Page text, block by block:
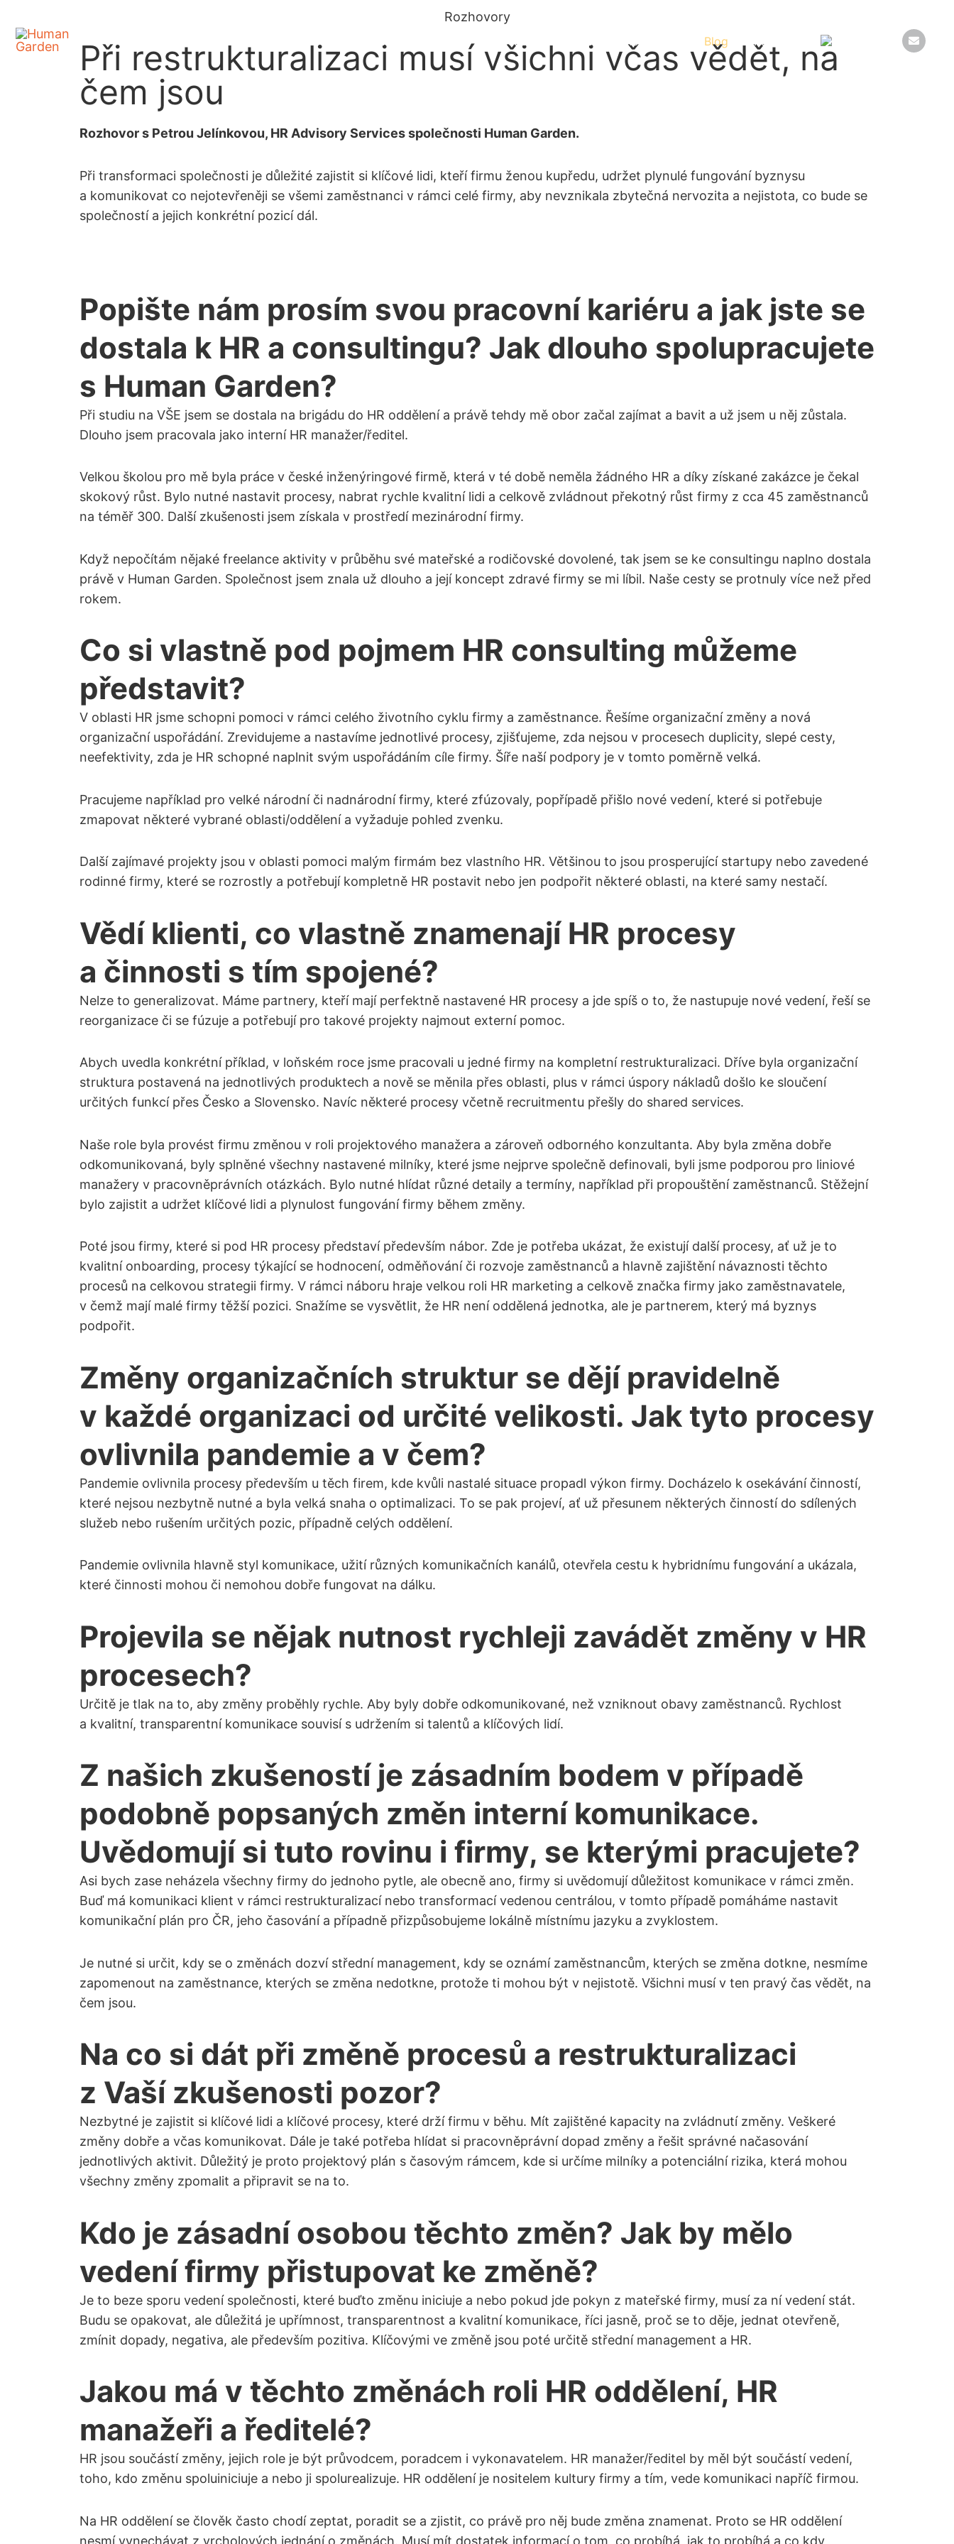
Obsazované pozice Reference Blog Kontakt
Rozhovory
Při restrukturalizaci musí všichni včas vědět, na
čem jsou
Rozhovor s Petrou Jelínkovou, HR Advisory Services společnosti Human Garden.
Při transformaci společnosti je důležité zajistit si klíčové lidi, kteří firmu ženou kupředu, udržet plynulé fungování byznysu
a komunikovat co nejotevřeněji se všemi zaměstnanci v rámci celé firmy, aby nevznikala zbytečná nervozita a nejistota, co bude se
společností a jejich konkrétní pozicí dál.
Popište nám prosím svou pracovní kariéru a jak jste se
dostala k HR a consultingu? Jak dlouho spolupracujete
s Human Garden?
Při studiu na VŠE jsem se dostala na brigádu do HR oddělení a právě tehdy mě obor začal zajímat a bavit a už jsem u něj zůstala.
Dlouho jsem pracovala jako interní HR manažer/ředitel.
Velkou školou pro mě byla práce v české inženýringové firmě, která v té době neměla žádného HR a díky získané zakázce je čekal
skokový růst. Bylo nutné nastavit procesy, nabrat rychle kvalitní lidi a celkově zvládnout překotný růst firmy z cca 45 zaměstnanců
na téměř 300. Další zkušenosti jsem získala v prostředí mezinárodní firmy.
Když nepočítám nějaké freelance aktivity v průběhu své mateřské a rodičovské dovolené, tak jsem se ke consultingu naplno dostala
právě v Human Garden. Společnost jsem znala už dlouho a její koncept zdravé firmy se mi líbil. Naše cesty se protnuly více než před
rokem.
Co si vlastně pod pojmem HR consulting můžeme
představit?
V oblasti HR jsme schopni pomoci v rámci celého životního cyklu firmy a zaměstnance. Řešíme organizační změny a nová
organizační uspořádání. Zrevidujeme a nastavíme jednotlivé procesy, zjišťujeme, zda nejsou v procesech duplicity, slepé cesty,
neefektivity, zda je HR schopné naplnit svým uspořádáním cíle firmy. Šíře naší podpory je v tomto poměrně velká.
Pracujeme například pro velké národní či nadnárodní firmy, které zfúzovaly, popřípadě přišlo nové vedení, které si potřebuje
zmapovat některé vybrané oblasti/oddělení a vyžaduje pohled zvenku.
Další zajímavé projekty jsou v oblasti pomoci malým firmám bez vlastního HR. Většinou to jsou prosperující startupy nebo zavedené
rodinné firmy, které se rozrostly a potřebují kompletně HR postavit nebo jen podpořit některé oblasti, na které samy nestačí.
Vědí klienti, co vlastně znamenají HR procesy
a činnosti s tím spojené?
Nelze to generalizovat. Máme partnery, kteří mají perfektně nastavené HR procesy a jde spíš o to, že nastupuje nové vedení, řeší se
reorganizace či se fúzuje a potřebují pro takové projekty najmout externí pomoc.
Abych uvedla konkrétní příklad, v loňském roce jsme pracovali u jedné firmy na kompletní restrukturalizaci. Dříve byla organizační
struktura postavená na jednotlivých produktech a nově se měnila přes oblasti, plus v rámci úspory nákladů došlo ke sloučení
určitých funkcí přes Česko a Slovensko. Navíc některé procesy včetně recruitmentu přešly do shared services.
Naše role byla provést firmu změnou v roli projektového manažera a zároveň odborného konzultanta. Aby byla změna dobře
odkomunikovaná, byly splněné všechny nastavené milníky, které jsme nejprve společně definovali, byli jsme podporou pro liniové
manažery v pracovněprávních otázkách. Bylo nutné hlídat různé detaily a termíny, například při propouštění zaměstnanců. Stěžejní
bylo zajistit a udržet klíčové lidi a plynulost fungování firmy během změny.
Poté jsou firmy, které si pod HR procesy představí především nábor. Zde je potřeba ukázat, že existují další procesy, ať už je to
kvalitní onboarding, procesy týkající se hodnocení, odměňování či rozvoje zaměstnanců a hlavně zajištění návaznosti těchto
procesů na celkovou strategii firmy. V rámci náboru hraje velkou roli HR marketing a celkově značka firmy jako zaměstnavatele,
v čemž mají malé firmy těžší pozici. Snažíme se vysvětlit, že HR není oddělená jednotka, ale je partnerem, který má byznys
podpořit.
Změny organizačních struktur se dějí pravidelně
v každé organizaci od určité velikosti. Jak tyto procesy
ovlivnila pandemie a v čem?
Pandemie ovlivnila procesy především u těch firem, kde kvůli nastalé situace propadl výkon firmy. Docházelo k osekávání činností,
které nejsou nezbytně nutné a byla velká snaha o optimalizaci. To se pak projeví, ať už přesunem některých činností do sdílených
služeb nebo rušením určitých pozic, případně celých oddělení.
Pandemie ovlivnila hlavně styl komunikace, užití různých komunikačních kanálů, otevřela cestu k hybridnímu fungování a ukázala,
které činnosti mohou či nemohou dobře fungovat na dálku.
Projevila se nějak nutnost rychleji zavádět změny v HR
procesech?
Určitě je tlak na to, aby změny proběhly rychle. Aby byly dobře odkomunikované, než vzniknout obavy zaměstnanců. Rychlost
a kvalitní, transparentní komunikace souvisí s udržením si talentů a klíčových lidí.
Z našich zkušeností je zásadním bodem v případě
podobně popsaných změn interní komunikace.
Uvědomují si tuto rovinu i firmy, se kterými pracujete?
Asi bych zase neházela všechny firmy do jednoho pytle, ale obecně ano, firmy si uvědomují důležitost komunikace v rámci změn.
Buď má komunikaci klient v rámci restrukturalizací nebo transformací vedenou centrálou, v tomto případě pomáháme nastavit
komunikační plán pro ČR, jeho časování a případně přizpůsobujeme lokálně místnímu jazyku a zvyklostem.
Je nutné si určit, kdy se o změnách dozví střední management, kdy se oznámí zaměstnancům, kterých se změna dotkne, nesmíme
zapomenout na zaměstnance, kterých se změna nedotkne, protože ti mohou být v nejistotě. Všichni musí v ten pravý čas vědět, na
čem jsou.
Na co si dát při změně procesů a restrukturalizaci
z Vaší zkušenosti pozor?
Nezbytné je zajistit si klíčové lidi a klíčové procesy, které drží firmu v běhu. Mít zajištěné kapacity na zvládnutí změny. Veškeré
změny dobře a včas komunikovat. Dále je také potřeba hlídat si pracovněprávní dopad změny a řešit správné načasování
jednotlivých aktivit. Důležitý je proto projektový plán s časovým rámcem, kde si určíme milníky a potenciální rizika, která mohou
všechny změny zpomalit a připravit se na to.
Kdo je zásadní osobou těchto změn? Jak by mělo
vedení firmy přistupovat ke změně?
Je to beze sporu vedení společnosti, které buďto změnu iniciuje a nebo pokud jde pokyn z mateřské firmy, musí za ní vedení stát.
Budu se opakovat, ale důležitá je upřímnost, transparentnost a kvalitní komunikace, říci jasně, proč se to děje, jednat otevřeně,
zmínit dopady, negativa, ale především pozitiva. Klíčovými ve změně jsou poté určitě střední management a HR.
Jakou má v těchto změnách roli HR oddělení, HR
manažeři a ředitelé?
HR jsou součástí změny, jejich role je být průvodcem, poradcem i vykonavatelem. HR manažer/ředitel by měl být součástí vedení,
toho, kdo změnu spoluiniciuje a nebo ji spolurealizuje. HR oddělení je nositelem kultury firmy a tím, vede komunikaci napříč firmou.
Na HR oddělení se člověk často chodí zeptat, poradit se a zjistit, co právě pro něj bude změna znamenat. Proto se HR oddělení
nesmí vynechávat z vrcholových jednání o změnách. Musí mít dostatek informací o tom, co probíhá, jak to probíhá a co kdy